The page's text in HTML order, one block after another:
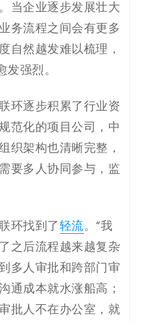
当企业逐步发展壮大
务流程之间会有更多
自然越发难以梳理，
发强烈。
环逐步积累了行业资
范化的项目公司，中
织架构也清晰完整，
要多人协同参与，监
环找到了轻流。“我
之后流程越来越复杂
多人审批和跨部门审
通成本就水涨船高；
批人不在办公室，就